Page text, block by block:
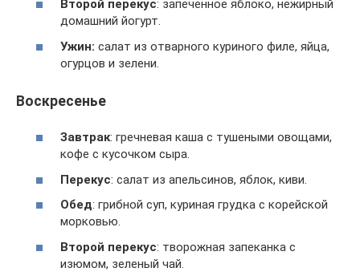
Второй перекус: запеченное яблоко, нежирный
домашний йогурт.
Ужин: салат из отварного куриного филе, яйца,
огурцов и зелени.
Воскресенье
Завтрак: гречневая каша с тушеными овощами,
кофе с кусочком сыра.
Перекус: салат из апельсинов, яблок, киви.
Обед: грибной суп, куриная грудка с корейской
морковью.
Второй перекус: творожная запеканка с
изюмом, зеленый чай.